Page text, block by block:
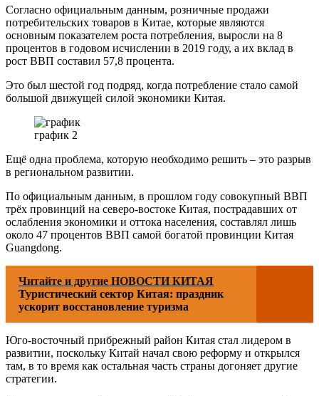
Согласно официальным данным, розничные продажи
потребительских товаров в Китае, которые являются
основным показателем роста потребления, выросли на 8
процентов в годовом исчислении в 2019 году, а их вклад в
рост ВВП составил 57,8 процента.
Это был шестой год подряд, когда потребление стало самой
большой движущей силой экономики Китая.
график 2
Ещё одна проблема, которую необходимо решить – это разрыв
в региональном развитии.
По официальным данным, в прошлом году совокупный ВВП
трёх провинций на северо-востоке Китая, пострадавших от
ослабления экономики и оттока населения, составлял лишь
около 47 процентов ВВП самой богатой провинции Китая
Guangdong.
Читайте и другие НОВОСТИ КИТАЯ
Туристический сектор Китая: праздник
ускорит восстановление туризма
Юго-восточный прибрежный район Китая стал лидером в
развитии, поскольку Китай начал свою реформу и открылся
там, в то время как остальная часть страны догоняет другие
стратегии.